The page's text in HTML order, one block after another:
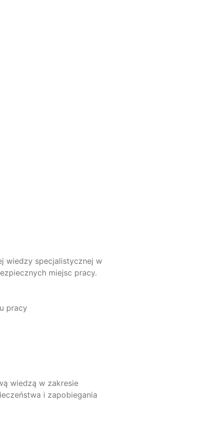
wiedzy specjalistycznej w
miejsc pracy.
pracy
wiedzą w zakresie
i zapobiegania